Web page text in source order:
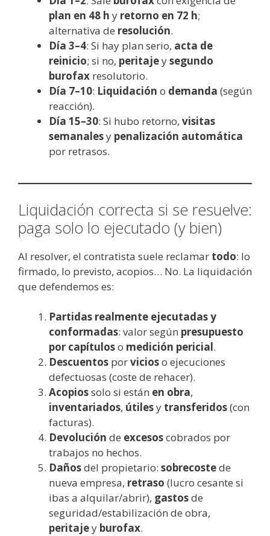
plan en 48 h y retorno en 72 h;
alternativa de resolución.
Día 3–4: Si hay plan serio, acta de
reinicio; si no, peritajeysegundo
burofax resolutorio.
Día 7–10: Liquidación o demanda (según
reacción).
Día 15–30: Si hubo retorno, visitas
semanalesy penalización automática
por retrasos.
Liquidación correcta si se resuelve:
paga solo lo ejecutado (y bien)
Al resolver, el contratista suele reclamar todo: lo
firmado, lo previsto, acopios… No. La liquidación
que defendemos es:
Partidas realmente ejecutadas y
conformadas: valor según presupuesto
por capítuloso medición pericial.
Descuentos porvicioso ejecuciones
defectuosas (coste de rehacer).
Acopiossolo si están en obra,
inventariados, útilesy transferidos(con
facturas).
Devolución de excesoscobrados por
trabajos no hechos.
Dañosdel propietario: sobrecostede
nueva empresa, retraso (lucro cesante si
ibas a alquilar/abrir), gastosde
seguridad/estabilización de obra,
peritajey burofax.